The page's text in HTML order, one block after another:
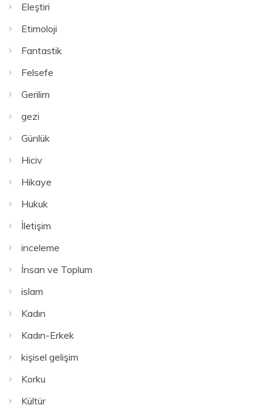
Eleştiri
Etimoloji
Fantastik
Felsefe
Gerilim
gezi
Günlük
Hiciv
Hikaye
Hukuk
İletişim
inceleme
İnsan ve Toplum
islam
Kadın
Kadın-Erkek
kişisel gelişim
Korku
Kültür